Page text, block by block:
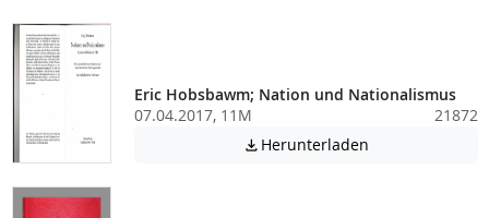
Eric Hobsbawm; Nation und Nationalismus
07.04.2017, 11M
21872
 Herunterladen